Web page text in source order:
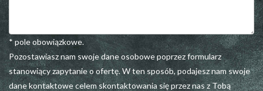
* pole obowiązkowe.
Pozostawiasz nam swoje dane osobowe poprzez formularz
stanowiący zapytanie o ofertę. W ten sposób, podajesz nam swoje
dane kontaktowe celem skontaktowania się przez nas z Tobą